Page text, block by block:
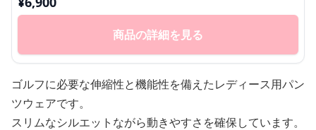
商品の詳細を見る
ゴルフに必要な伸縮性と機能性を備えたレディース用パン
ツウェアです。
スリムなシルエットながら動きやすさを確保しています。